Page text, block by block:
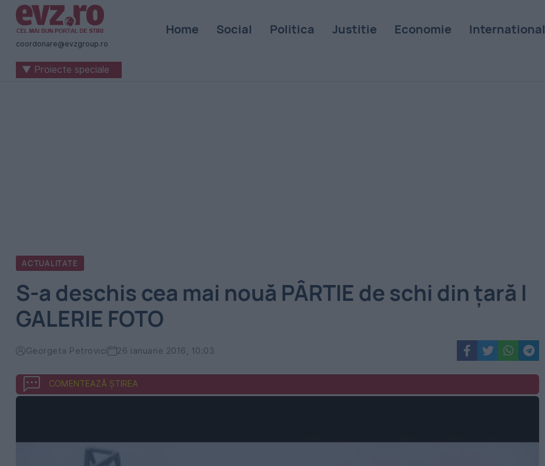
Știri
naționale
internaționale
coordonare@evzgroup.ro
Home Social Politica Justitie Economie International
▼ Proiecte speciale
ACTUALITATE
S-a deschis cea mai nouă PÂRTIE de schi din țară I
GALERIE FOTO
Georgeta Petrovici 26 ianuarie 2016, 10:03
COMENTEAZĂ ȘTIREA